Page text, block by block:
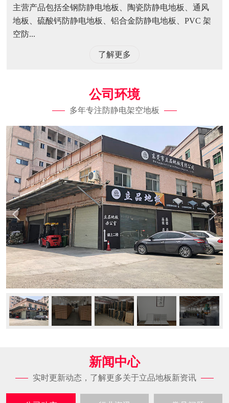
主营产品包括全钢防静电地板、陶瓷防静电地板、通风
地板、硫酸钙防静电地板、铝合金防静电地板、PVC 架
空防...
了解更多
公司环境
多年专注防静电架空地板
新闻中心
实时更新动态，了解更多关于立品地板新资讯